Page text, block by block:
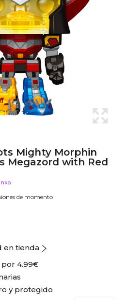
Mighty Morphin
Megazord with Red
de momento
en tienda
por 4.99€
y protegido